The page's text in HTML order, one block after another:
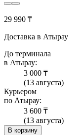
29 990 ₸
Доставка в Атырау
До терминала
в Атырау:
3 000 ₸
(13 августа)
Курьером
по Атырау:
3 600 ₸
(13 августа)
В корзину